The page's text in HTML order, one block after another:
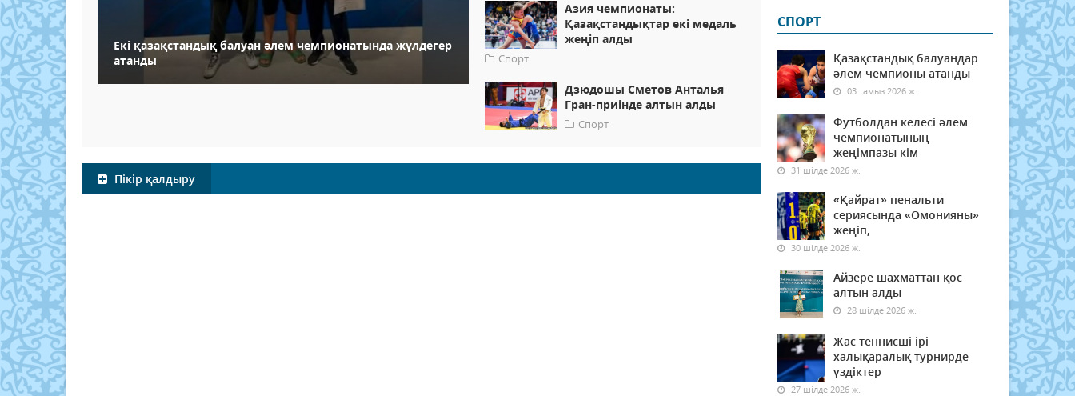
Екі қазақстандық балуан әлем чемпионатында жүлдегер
атанды
Азия чемпионаты:
Қазақстандықтар екі медаль
жеңіп алды
Спорт
Дзюдошы Сметов Анталья
Гран-приінде алтын алды
Спорт
Пікір қалдыру
СПОРТ
Қазақстандық балуандар
әлем чемпионы атанды
03 тамыз 2026 ж.
Футболдан келесі әлем
чемпионатының
жеңімпазы кім
31 шілде 2026 ж.
«Қайрат» пенальти
сериясында «Омонияны»
жеңіп,
30 шілде 2026 ж.
Айзере шахматтан қос
алтын алды
28 шілде 2026 ж.
Жас теннисші ірі
халықаралық турнирде
үздіктер
27 шілде 2026 ж.